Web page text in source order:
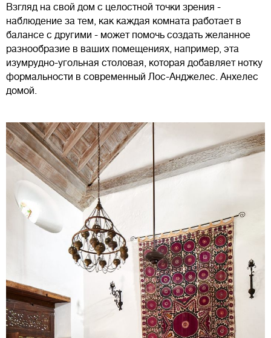
Взгляд на свой дом с целостной точки зрения -
наблюдение за тем, как каждая комната работает в
балансе с другими - может помочь создать желанное
разнообразие в ваших помещениях, например, эта
изумрудно-угольная столовая, которая добавляет нотку
формальности в современный Лос-Анджелес. Анхелес
домой.